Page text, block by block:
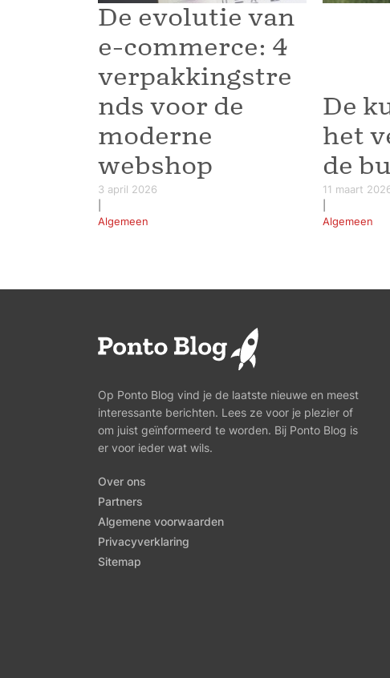
De evolutie van
e-commerce: 4
verpakkingstre
nds voor de
moderne
webshop
3 april 2026
Algemeen
De
het
de
11 maart
Algemeen
Op Ponto Blog vind je de laatste nieuwe en meest
interessante berichten. Lees ze voor je plezier of
om juist geïnformeerd te worden. Bij Ponto Blog is
er voor ieder wat wils.
Over ons
Partners
Algemene voorwaarden
Privacyverklaring
Sitemap